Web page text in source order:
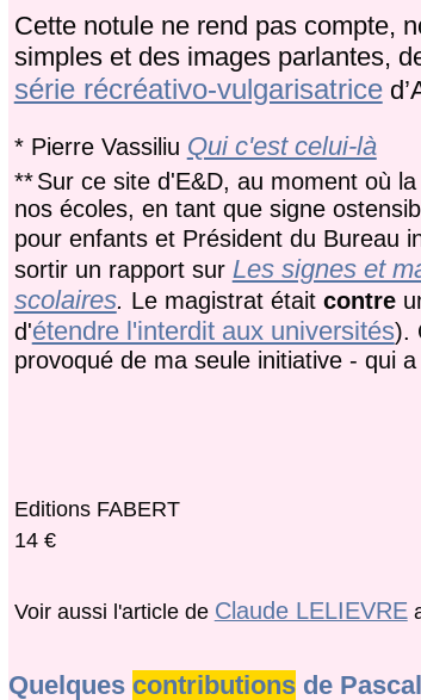
Cette notule ne rend pas compte,
simples et des images parlantes,
série récréativo-vulgarisatrice
* Pierre Vassiliu Qui c'est celui-là
**Sur ce site d'E&D, au moment où
nos écoles, en tant que signe
pour enfants et Président du Bureau
sortir un rapport sur Les signes et
scolaires. Le magistrat était contre
d'étendre l'interdit aux universités).
provoqué de ma seule initiative - qui
Editions FABERT
14 €
Voir aussi l'article de Claude LELIEVRE
Quelques contributionsde